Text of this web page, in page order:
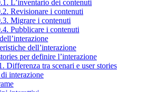
L’inventario dei contenuti
Revisionare i contenuti
Migrare i contenuti
Pubblicare i contenuti
dell’interazione
per definire l’interazione
Differenza tra scenari e user stories
interazione